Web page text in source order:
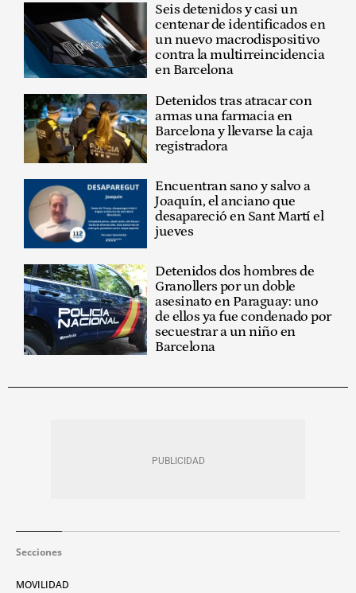
Seis detenidos y casi un
centenar de identificados en
un nuevo macrodispositivo
contra la multirreincidencia
en Barcelona
Detenidos tras atracar con
armas una farmacia en
Barcelona y llevarse la caja
registradora
Encuentran sano y salvo a
Joaquín, el anciano que
desapareció en Sant Martí el
jueves
Detenidos dos hombres de
Granollers por un doble
asesinato en Paraguay: uno
de ellos ya fue condenado por
secuestrar a un niño en
Barcelona
Secciones
MOVILIDAD